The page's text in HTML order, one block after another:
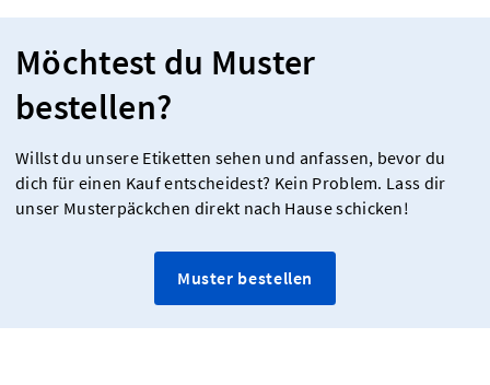
Möchtest du Muster
bestellen?
Willst du unsere Etiketten sehen und anfassen, bevor du
dich für einen Kauf entscheidest? Kein Problem. Lass dir
unser Musterpäckchen direkt nach Hause schicken!
Muster bestellen